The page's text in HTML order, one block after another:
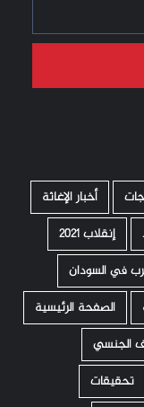
أخبار الإغاثة
إنقلاب 2021
في السودان
الصفحة الرئيسية
الجنسي
تحقيقات